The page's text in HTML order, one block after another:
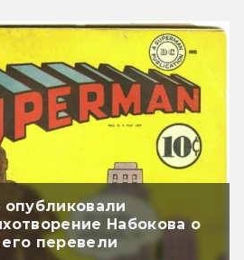
Набокова о
перевели